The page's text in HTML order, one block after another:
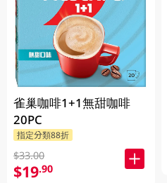
雀巢咖啡1+1無甜咖啡
20PC
指定分類88折
$33.00
$19.90